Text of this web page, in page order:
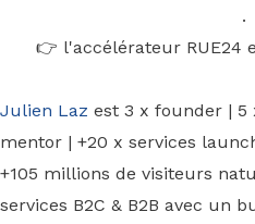
.
👉 l'accélérateur RUE24
Julien Laz est 3 x founder | 5
mentor | +20 x services
+105 millions de visiteurs
services B2C & B2B avec un